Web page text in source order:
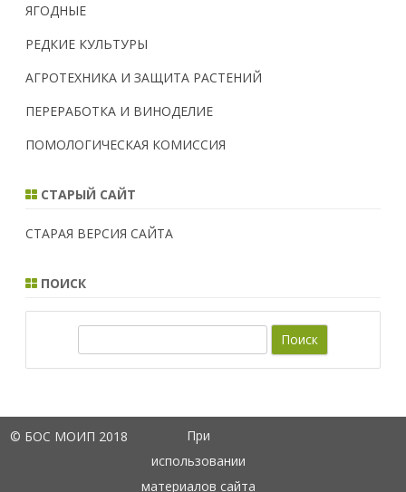
ЯГОДНЫЕ
РЕДКИЕ КУЛЬТУРЫ
АГРОТЕХНИКА И ЗАЩИТА РАСТЕНИЙ
ПЕРЕРАБОТКА И ВИНОДЕЛИЕ
ПОМОЛОГИЧЕСКАЯ КОМИССИЯ
СТАРЫЙ САЙТ
СТАРАЯ ВЕРСИЯ САЙТА
ПОИСК
к
© БОС МОИП 2018
При
использовании
материалов сайта